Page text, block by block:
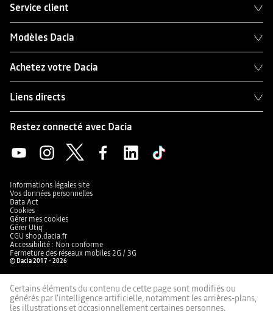
Service client
Modèles Dacia
Achetez votre Dacia
Liens directs
Restez connecté avec Dacia
Informations légales site
Vos données personnelles
Data Act
Cookies
Gérer mes cookies
Gérer Utiq
CGU shop.dacia.fr
Accessibilité : Non conforme
Fermeture des réseaux mobiles 2G / 3G
© Dacia 2017 - 2026
Certains éléments du contenu de cette page sont modifiés ou
générés par l'intelligence artificielle, notamment les arrières-plans,
les illustrations et occasionnellement certaines personnes.